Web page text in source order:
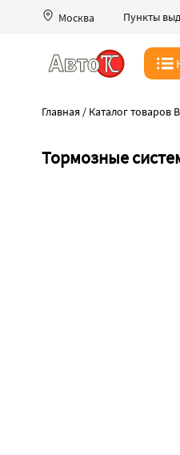
Москва Пункты
Главная / Каталог товаров
Тормозные